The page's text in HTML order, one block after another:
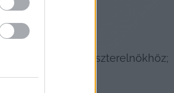
közel a miniszterelnökhöz;